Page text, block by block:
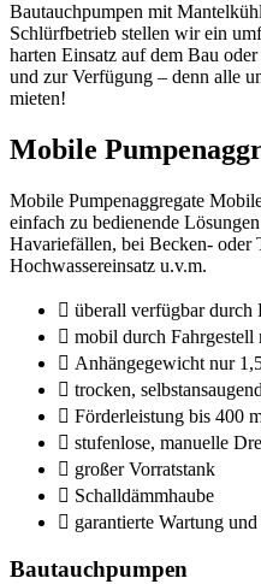
Bautauchpumpen mit
Schlürfbetrieb stellen wir ein
harten Einsatz auf dem Bau
und zur Verfügung – denn alle
mieten!
Mobile
Mobile Pumpenaggregate
einfach zu bedienende
Havariefällen, bei Becken- oder
Hochwassereinsatz u.v.m.
überall verfügbar
mobil durch Fahrgestell
Anhängegewicht nur
trocken, selbstansaugend
Förderleistung bis 400
stufenlose, manuelle
großer Vorratstank
Schalldämmhaube
garantierte Wartung
Bautauchpumpen